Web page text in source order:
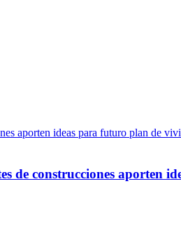
de construcciones aporten